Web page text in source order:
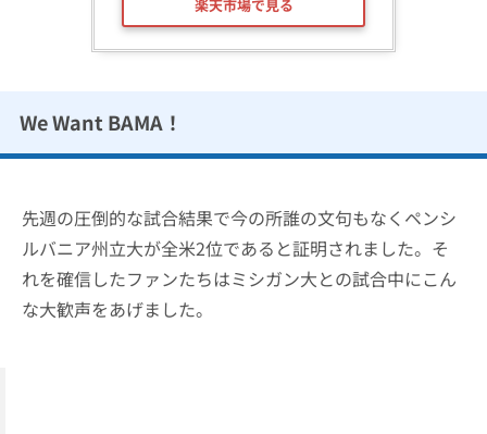
楽天市場で見る
We Want BAMA！
先週の圧倒的な試合結果で今の所誰の文句もなくペンシ
ルバニア州立大が全米2位であると証明されました。そ
れを確信したファンたちはミシガン大との試合中にこん
な大歓声をあげました。